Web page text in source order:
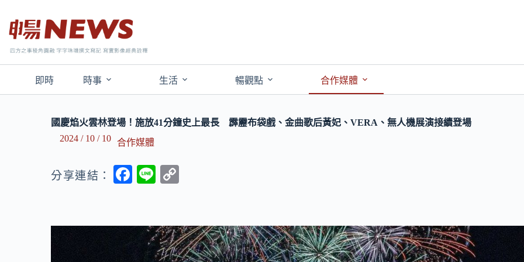
即時 時事 生活 暢觀點 合作媒體
國慶焰火雲林登場！施放41分鐘史上最長 霹靂布袋戲、金曲歌后黃妃、VERA、無人機展演接續登場
2024 / 10 / 10
合作媒體
分享連結：
F
b
o
Li
y
Li